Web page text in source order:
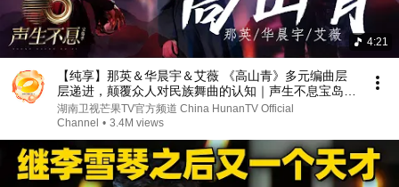
4:21
【纯享】那英＆华晨宇＆艾薇 《高山青》多元编曲层
层递进，颠覆众人对民族舞曲的认知｜声生不息宝岛季
EP4 Infinity and Beyond 2023 | MangoTV
湖南卫视芒果TV官方频道 China HunanTV Official
Channel • 3.4M views